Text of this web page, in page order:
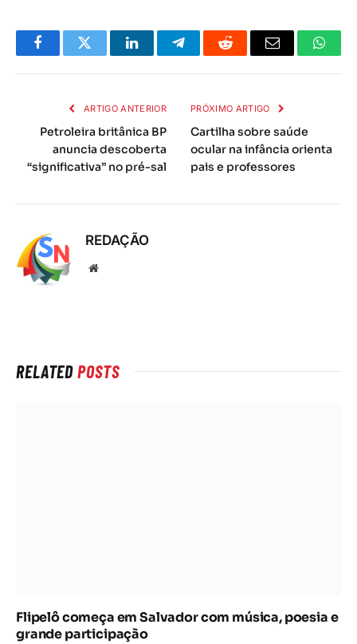
FacebookTwitter LinkedInTelegramaReddit
E-
ARTIGO ANTERIOR
Petroleira britânica BP
anuncia descoberta
“significativa” no pré-sal
PRÓXIMO ARTIGO
Cartilha sobre saúde
ocular na infância orienta
pais e professores
REDAÇÃO
Local
RELATEDPOSTS
Flipelô começa em Salvador com música, poesia e
grande participação